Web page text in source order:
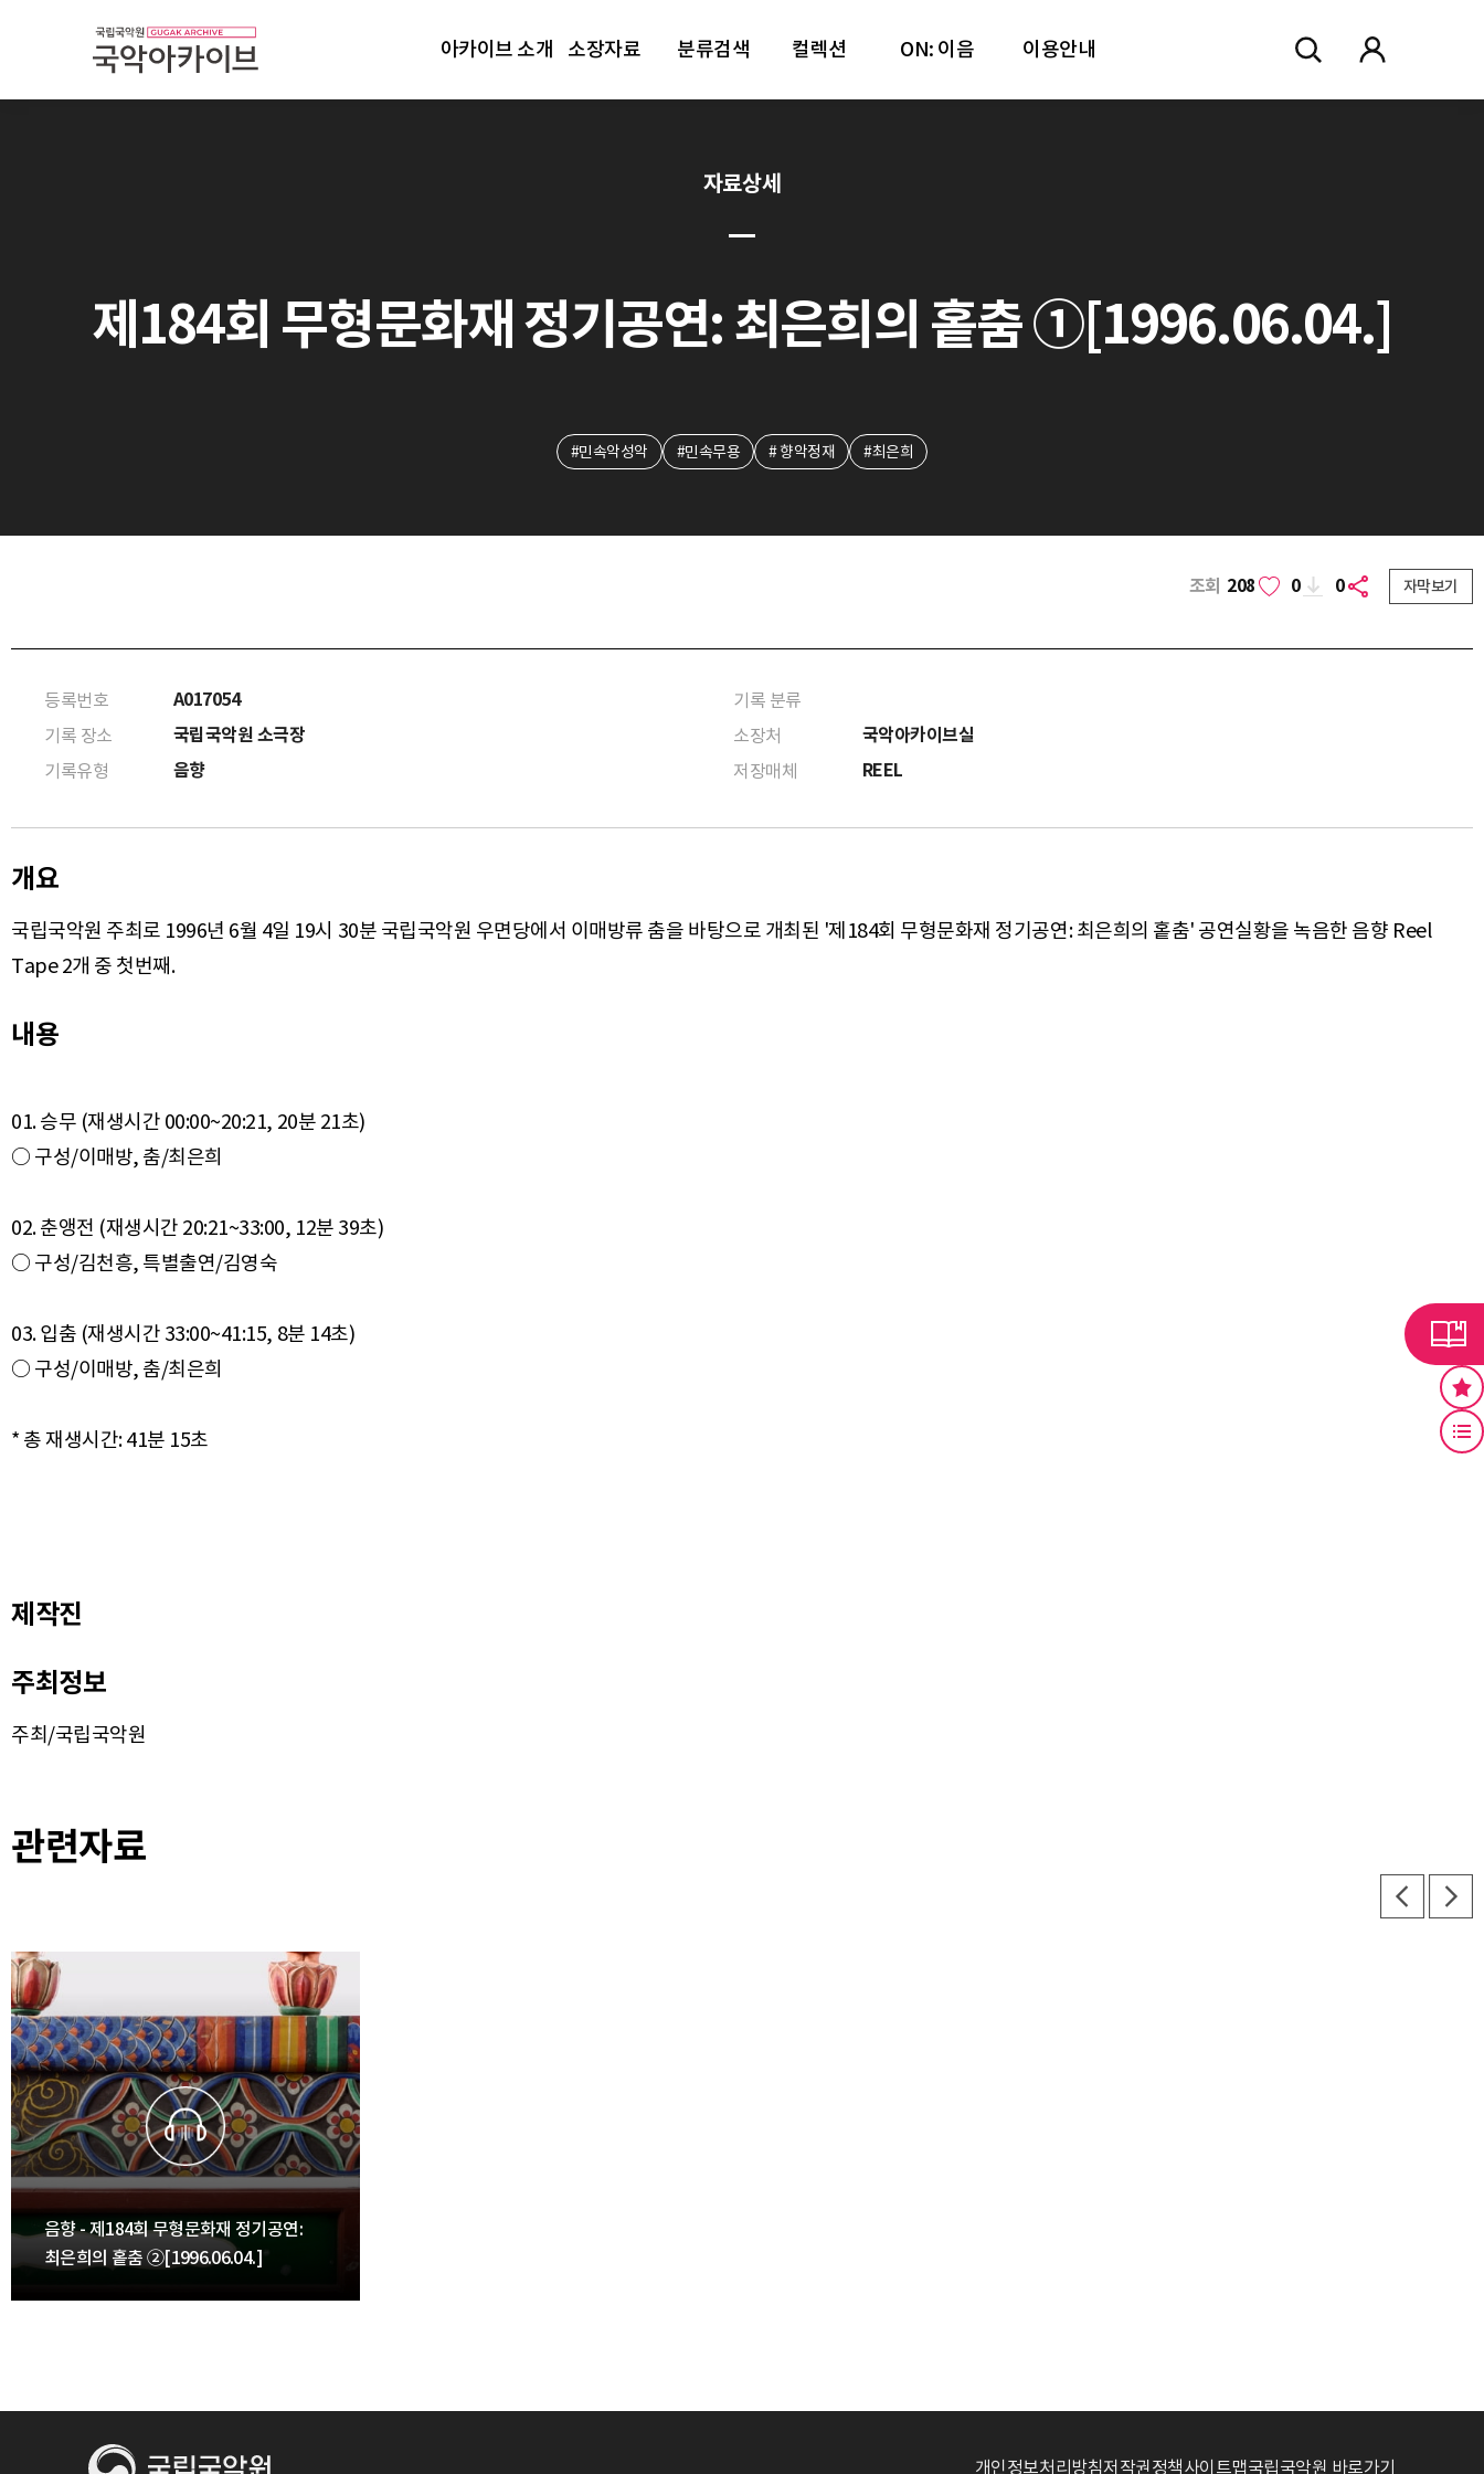
아카이브 소개 소장자료 분류검색 컬렉션 ON: 이음 이용안내
자료상세
제184회 무형문화재 정기공연: 최은희의 홑춤 ①[1996.06.04.]
#민속악성악 #민속무용 # 향악정재 #최은희
조회 208 0 0 자막보기
등록번호 A017054
기록 분류
기록 장소
국립국악원 소극장 소장처 국악아카이브실
기록유형 음향 저장매체 REEL
개요
국립국악원 주최로 1996년 6월 4일 19시 30분 국립국악원 우면당에서 이매방류 춤을 바탕으로 개최된 '제184회 무형문화재 정기공연: 최은희의 홑춤' 공연실황을 녹음한 음향 Reel
Tape 2개 중 첫번째.
내용
01. 승무 (재생시간 00:00~20:21, 20분 21초)
○ 구성/이매방, 춤/최은희
02. 춘앵전 (재생시간 20:21~33:00, 12분 39초)
○ 구성/김천흥, 특별출연/김영숙
03. 입춤 (재생시간 33:00~41:15, 8분 14초)
○ 구성/이매방, 춤/최은희
제작진
주최정보
주최/국립국악원
관련자료
음향 - 제184회 무형문화재 정기공연:
최은희의 홑춤 ②[1996.06.04.]
개인정보처리방침저작권정책사이트맵국립국악원 바로가기